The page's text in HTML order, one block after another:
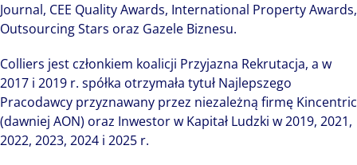
Journal, CEE Quality Awards, International Property Awards,
Outsourcing Stars oraz Gazele Biznesu.
Colliers jest członkiem koalicji Przyjazna Rekrutacja, a w
2017 i 2019 r. spółka otrzymała tytuł Najlepszego
Pracodawcy przyznawany przez niezależną firmę Kincentric
(dawniej AON) oraz Inwestor w Kapitał Ludzki w 2019, 2021,
2022, 2023, 2024 i 2025 r.